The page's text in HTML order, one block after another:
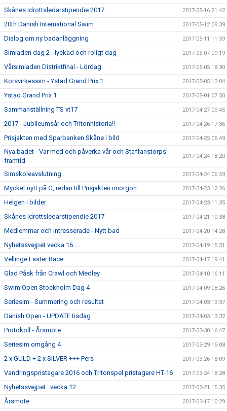
Skånes Idrottsledarstipendie 2017 2017-05-16 21:42
20th Danish International Swim 2017-05-12 09:39
Dialog om ny badanläggning 2017-05-11 11:59
Simiaden dag 2 - lyckad och roligt dag 2017-05-07 09:19
Vårsimiaden Distriktfinal - Lördag 2017-05-05 18:30
Korsvirkessim - Ystad Grand Prix 1 2017-05-05 13:04
Ystad Grand Prix 1 2017-05-01 07:50
Sammanställning TS vt17 2017-04-27 09:45
2017 - Jubileumsår och Tritonhistoria!! 2017-04-26 17:36
Prisjakten med Sparbanken Skåne i bild 2017-04-25 06:49
Nya badet - Var med och påverka vår och Staffanstorps
framtid
2017-04-24 18:20
Simskoleavslutning 2017-04-24 06:59
Mycket nytt på G, redan till Prisjakten imorgon 2017-04-23 12:26
Helgen i bilder 2017-04-23 11:35
Skånes Idrottsledarstipendie 2017 2017-04-21 10:38
Medlemmar och intresserade - Nytt bad 2017-04-20 14:28
Nyhetssvejpet vecka 16.... 2017-04-19 15:31
Vellinge Easter Race 2017-04-17 19:41
Glad Påsk från Crawl och Medley 2017-04-10 16:11
Swim Open Stockholm Dag 4 2017-04-09 08:26
Seriesim - Summering och resultat 2017-04-03 13:37
Danish Open - UPDATE tisdag 2017-04-03 13:32
Protokoll - Årsmöte 2017-03-30 16:47
Seriesim omgång 4 2017-03-29 15:08
2 x GULD + 2 x SILVER +++ Pers 2017-03-26 18:09
Vandringspristagare 2016 och Tritonspel pristagare HT-16 2017-03-24 18:28
Nyhetssvejpet...vecka 12 2017-03-21 15:35
Årsmöte 2017-03-17 10:29